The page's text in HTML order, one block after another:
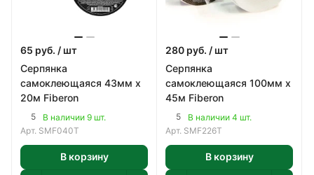
65 руб. / шт
Серпянка
самоклеющаяся 43мм х
20м Fiberon
5
В наличии 9 шт.
Арт. SMF040T
В корзину
280 руб. / шт
Серпянка
самоклеющаяся 100мм х
45м Fiberon
5
В наличии 4 шт.
Арт. SMF226T
В корзину